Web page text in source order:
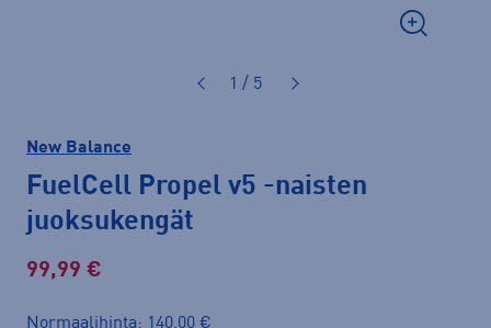
1 / 5
New Balance
FuelCell Propel v5 -naisten
juoksukengät
99,99 €
Normaalihinta: 140,00 €